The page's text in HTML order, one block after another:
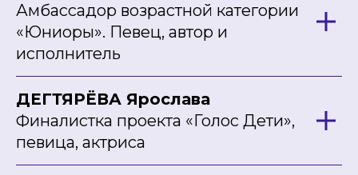
Амбассадор возрастной категории
«Юниоры». Певец, автор и
исполнитель
ДЕГТЯРЁВА Ярослава
Финалистка проекта «Голос Дети»,
певица, актриса